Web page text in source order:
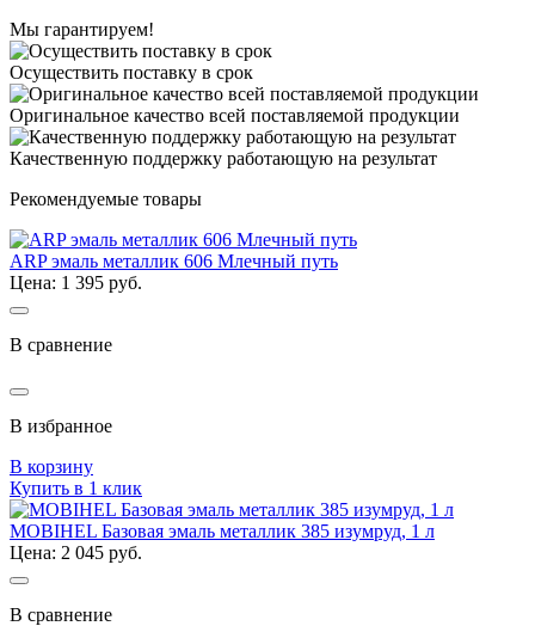
Мы гарантируем!
Осуществить поставку в срок
Оригинальное качество всей поставляемой продукции
Качественную поддержку работающую на результат
Рекомендуемые товары
ARP эмаль металлик 606 Млечный путь
Цена: 1 395 руб.
В сравнение
В избранное
В корзину
Купить в 1 клик
MOBIHEL Базовая эмаль металлик 385 изумруд, 1 л
Цена: 2 045 руб.
В сравнение